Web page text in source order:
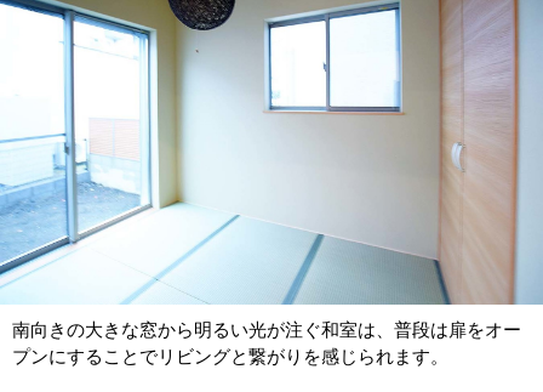
南向きの大きな窓から明るい光が注ぐ和室は、普段は扉をオー
プンにすることでリビングと繋がりを感じられます。